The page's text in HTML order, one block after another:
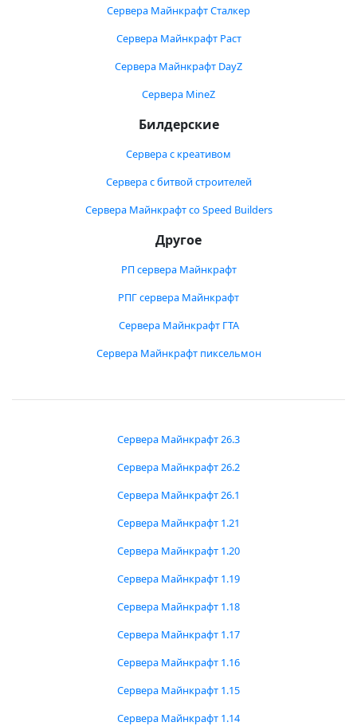
Сервера Майнкрафт Сталкер
Сервера Майнкрафт Раст
Сервера Майнкрафт DayZ
Сервера MineZ
Билдерские
Сервера с креативом
Сервера с битвой строителей
Сервера Майнкрафт со Speed Builders
Другое
РП сервера Майнкрафт
РПГ сервера Майнкрафт
Сервера Майнкрафт ГТА
Сервера Майнкрафт пиксельмон
Сервера Майнкрафт 26.3
Сервера Майнкрафт 26.2
Сервера Майнкрафт 26.1
Сервера Майнкрафт 1.21
Сервера Майнкрафт 1.20
Сервера Майнкрафт 1.19
Сервера Майнкрафт 1.18
Сервера Майнкрафт 1.17
Сервера Майнкрафт 1.16
Сервера Майнкрафт 1.15
Сервера Майнкрафт 1.14